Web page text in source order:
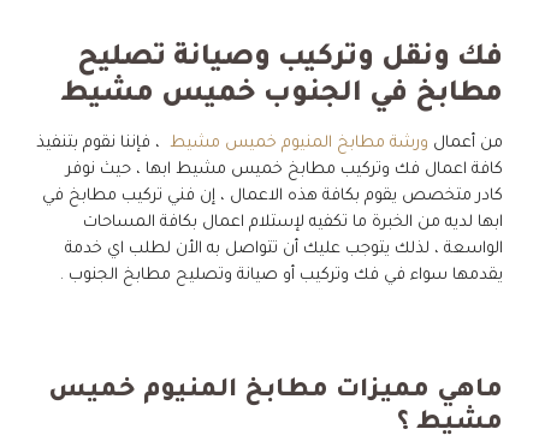
فك ونقل وتركيب وصيانة تصليح
مطابخ في الجنوب خميس مشيط
من أعمال ورشة مطابخ المنيوم خميس مشيط ، فإننا نقوم بتنفيذ
كافة اعمال فك وتركيب مطابخ خميس مشيط ابها ، حيث نوفر
كادر متخصص يقوم بكافة هذه الاعمال ، إن فني تركيب مطابخ في
ابها لديه من الخبرة ما تكفيه لإستلام اعمال بكافة المساحات
الواسعة ، لذلك يتوجب عليك أن تتواصل به الأن لطلب اي خدمة
يقدمها سواء في فك وتركيب أو صيانة وتصليح مطابخ الجنوب .
ماهي مميزات مطابخ المنيوم خميس
مشيط ؟